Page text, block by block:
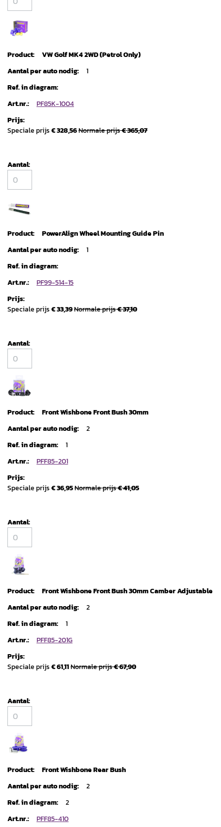
VW Golf MK4 2WD (Petrol Only)
1
PF85K-1004
Speciale prijs€ 328,56Normale prijs€ 365,07
PowerAlign Wheel Mounting Guide Pin
1
PF99-514-15
Speciale prijs€ 33,39Normale prijs€ 37,10
Front Wishbone Front Bush 30mm
2
1
PFF85-201
Speciale prijs€ 36,95Normale prijs€ 41,05
Front Wishbone Front Bush 30mm Camber Adjustable
2
1
PFF85-201G
Speciale prijs€ 61,11Normale prijs€ 67,90
Front Wishbone Rear Bush
2
2
PFF85-410